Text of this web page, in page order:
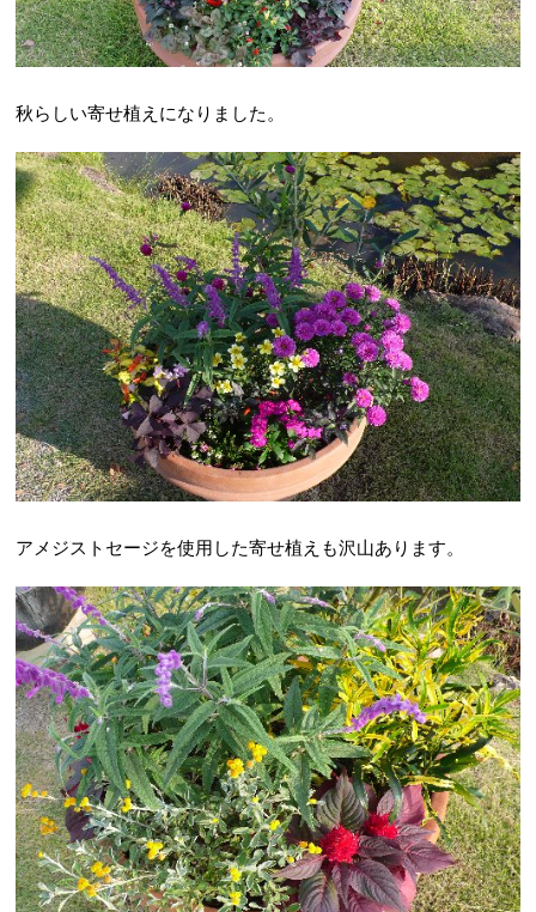
秋らしい寄せ植えになりました。
アメジストセージを使用した寄せ植えも沢山あります。